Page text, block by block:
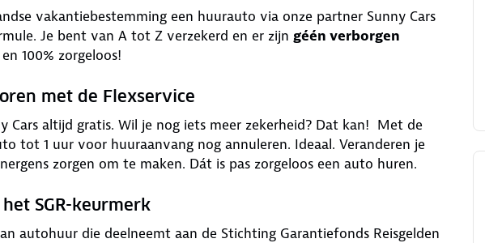
vakantiebestemming een huurauto via onze partner Sunny Cars
Je bent van A tot Z verzekerd en er zijn géén verborgen
100% zorgeloos!
met de Flexservice
Cars altijd gratis. Wil je nog iets meer zekerheid? Dat kan! Met de
tot 1 uur voor huuraanvang nog annuleren. Ideaal. Veranderen je
zorgen om te maken. Dát is pas zorgeloos een auto huren.
SGR-keurmerk
autohuur die deelneemt aan de Stichting Garantiefonds Reisgelden